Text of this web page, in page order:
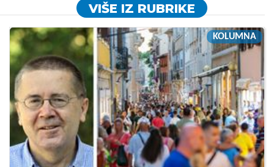
VIŠE IZ RUBRIKE
KOLUMNA